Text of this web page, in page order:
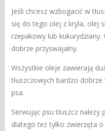
Jeśli chcesz wzbogacić w
się do tego olej z kryla, olej
rzepakowy lub
dobrze przyswajalny.
Wszystkie oleje zawierają
tłuszczowych bardzo
psa.
Serwując psu tłuszcz
dlatego też tylko zwierzęta